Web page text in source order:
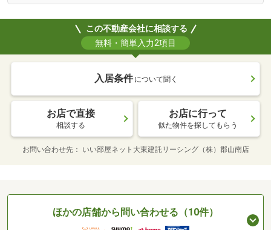
この不動産会社に相談する
無料・簡単入力2項目
入居条件 について聞く
お店で直接
相談する
お店に行って
似た物件を探してもらう
お問い合わせ先 いい部屋ネット大東建託リーシング（株）郡山南店
ほかの店舗から問い合わせる（10件）